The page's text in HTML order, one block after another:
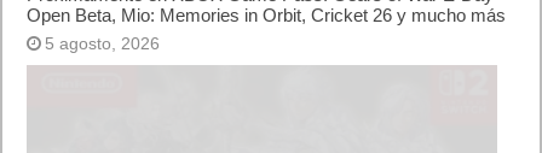
Próximamente en XBOX Game Pass: Gears of War E-Day